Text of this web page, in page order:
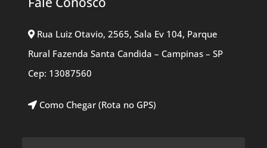
Rua Luiz Otavio, 2565, Sala Ev 104, Parque
Rural Fazenda Santa Candida – Campinas – SP
Cep: 13087560
Como Chegar (Rota no GPS)